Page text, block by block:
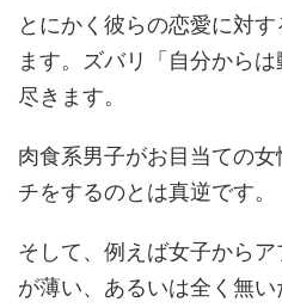
とにかく彼らの恋愛に対
ます。ズバリ「自分から
尽きます。
肉食系男子がお目当ての
チをするのとは真逆です。
そして、例えば女子から
が薄い、あるいは全く無い